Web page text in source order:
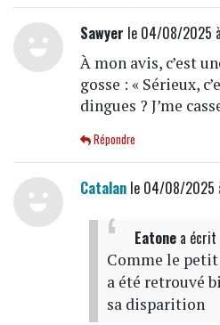
Sawyer le 04/08/2025
À mon avis, c’est
gosse : « Sérieux,
dingues ? J’me
Répondre
Catalanle 04/08/2025
Eatonea écrit
Comme le
a été retrouvé
sa disparition